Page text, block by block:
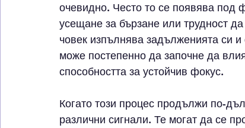
очевидно. Често то се появява под
усещане за бързане или трудност
човек изпълнява задълженията си и
може постепенно да започне да
способността за устойчив фокус.
Когато този процес продължи по-
различни сигнали. Те могат да се